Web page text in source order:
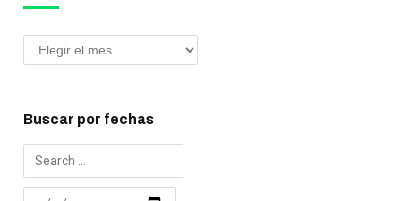
Buscar por fechas